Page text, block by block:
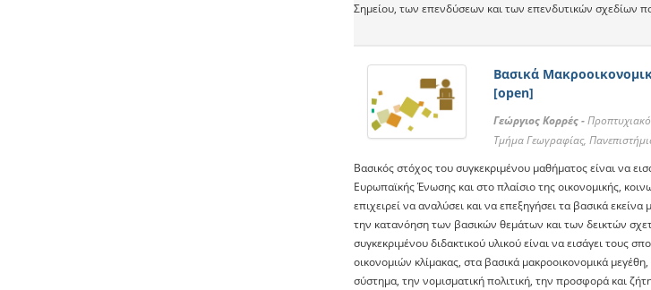
Σημείου, των επενδύσεων και των επενδυτικών σχεδίων
Βασικά
[open]
Γεώργιος Κορρές -
Τμήμα Γεωγραφίας,
Βασικός στόχος του συγκεκριμένου μαθήματος είναι να
Ευρωπαϊκής Ένωσης και στο πλαίσιο της οικονομικής,
επιχειρεί να αναλύσει και να επεξηγήσει τα βασικά
την κατανόηση των βασικών θεμάτων και των δεικτών
συγκεκριμένου διδακτικού υλικού είναι να εισάγει
οικονομιών κλίμακας, στα βασικά μακροοικονομικά
σύστημα, την νομισματική πολιτική, την προσφορά και